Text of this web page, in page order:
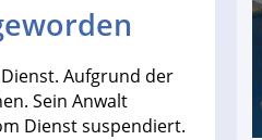
Aufgrund der
Sein Anwalt
Dienst suspendiert.